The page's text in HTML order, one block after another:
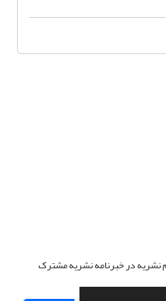
نشریه در خبرنامه نشریه مشترک